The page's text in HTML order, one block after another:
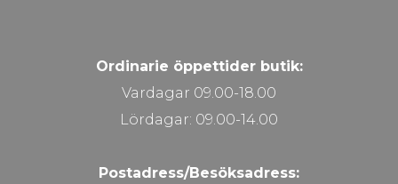
Ordinarie öppettider butik:
Vardagar 09.00-18.00
Lördagar: 09.00-14.00
Postadress/Besöksadress: